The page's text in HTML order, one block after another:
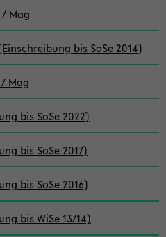
Mag
bis SoSe 2014)
Mag
bis SoSe 2022)
bis SoSe 2017)
bis SoSe 2016)
bis WiSe 13/14)